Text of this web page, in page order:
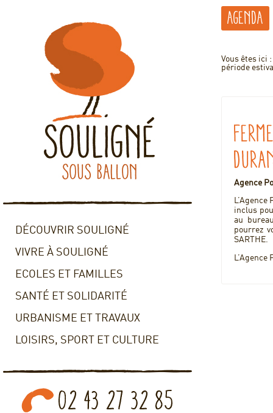
DÉCOUVRIR SOULIGNÉ
VIVRE À SOULIGNÉ
ECOLES ET FAMILLES
SANTÉ ET SOLIDARITÉ
URBANISME ET TRAVAUX
LOISIRS, SPORT ET CULTURE
Agenda
Vous êtes ici :
période
Agence
inclus
au
pourrez
SARTHE.